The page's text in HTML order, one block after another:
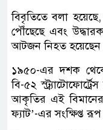
বিবৃতিতে বলা
পৌঁছেছে এবং
আটজন নিহত
১৯৫০-এর দশক থেকে
বি-৫২
আকৃতির এই
ফ্যাট’-এর সংক্ষিপ্ত